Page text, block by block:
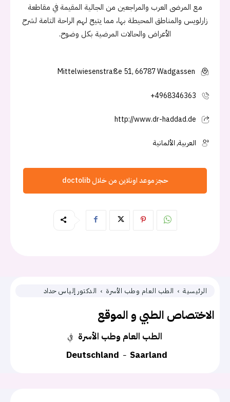
الرئيسية الطب العام وطب الأسرة الدكتور إلياس حداد
الاختصاص الطبي و الموقع
في الطب العام وطب الأسرة
Deutschland
Saarland
مع المرضى العرب والمراجعين من الجالية المقيمة في مقاطعة
زارلويس والمناطق المحيطة بها، مما يتيح لهم الراحة التامة لشرح
الأعراض والحالات المرضية بكل وضوح.
Mittelwiesenstraße 51, 66787 Wadgassen
+4968346363
http://www.dr-haddad.de
العربية, الألمانية
حجز موعد اونلاين من خلال doctolib